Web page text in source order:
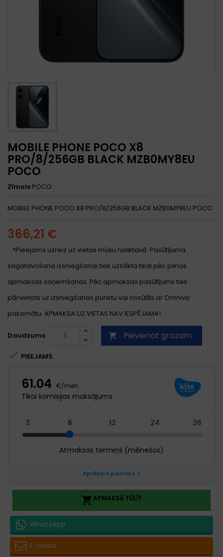
MOBILE PHONE POCO X8
PRO/8/256GB BLACK MZB0MY8EU
POCO
Zīmols POCO
MOBILE PHONE POCO X8 PRO/8/256GB BLACK MZB0MY8EU POCO
366,21 €
*Pieejams uzreiz uz vietas mūsu noliktavā. Pasūtījuma
sagatavošana izsniegšanai tiek uzsākta tikai pēc pilnas
apmaksas saņemšanas. Pēc apmaksas pasūtījums tiek
pārvietots uz izsniegšanas punktu vai nosūtīts ar Omniva
pakomātu. APMAKSA UZ VIETAS NAV IESPĒJAMA!
Daudzums  Pievienot grozam
 PIEEJAMS
APMAKSĀ TŪLĪT
WhatsApp
E-pasts